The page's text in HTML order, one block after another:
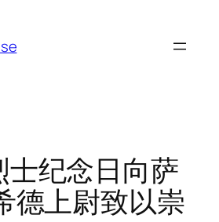
士纪念日向萨
德上尉致以崇